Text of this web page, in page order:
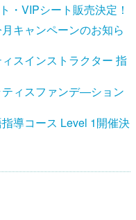
・VIPシート販売決定！
キャンペーンのお知ら
スインストラクター 指
ティスファンデ―ション
導コース Level 1開催決